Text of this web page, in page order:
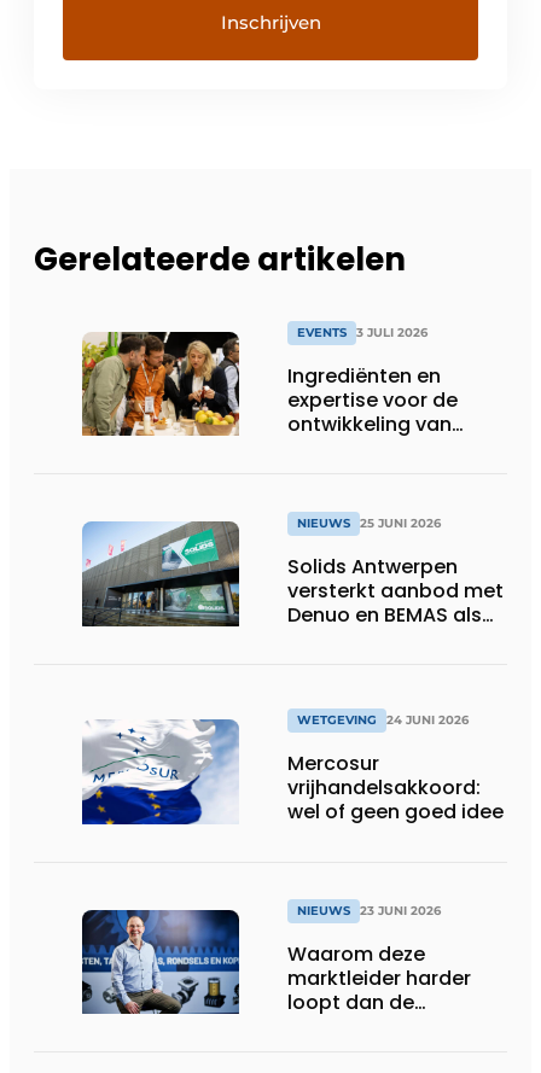
Gerelateerde artikelen
EVENTS 3 JULI 2026
Ingrediënten en
expertise voor de
ontwikkeling van
NIEUWS 25 JUNI 2026
Solids Antwerpen
versterkt aanbod met
Denuo en BEMAS als
WETGEVING 24 JUNI 2026
Mercosur
vrijhandelsakkoord:
wel of geen goed idee
NIEUWS 23 JUNI 2026
Waarom deze
marktleider harder
loopt dan de